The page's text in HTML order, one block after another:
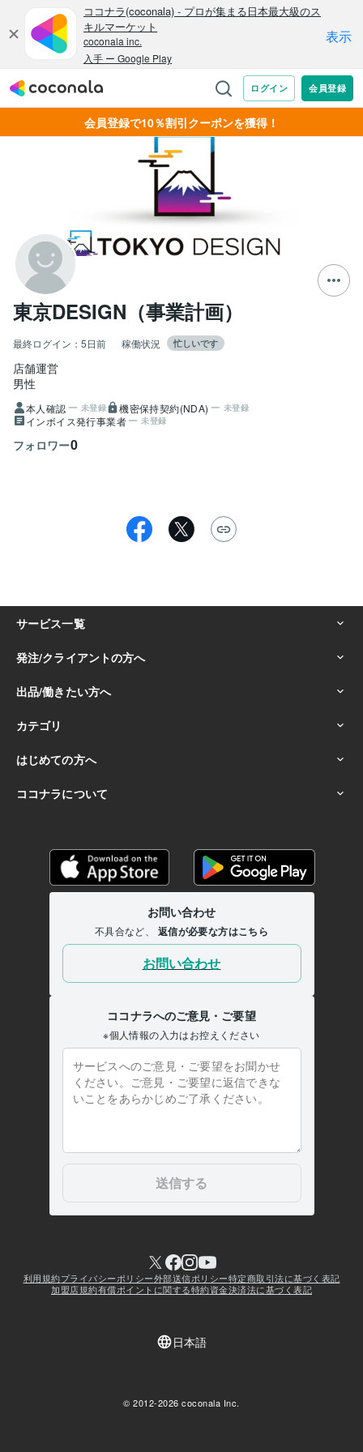
会員登録で10％割引クーポンを獲得！
東京DESIGN（事業計画）
最終ログイン： 5日前 稼働状況 忙しいです
店舗運営
男性
本人確認 未登録 機密保持契約(NDA) 未登録
インボイス発行事業者 未登録
フォロワー0